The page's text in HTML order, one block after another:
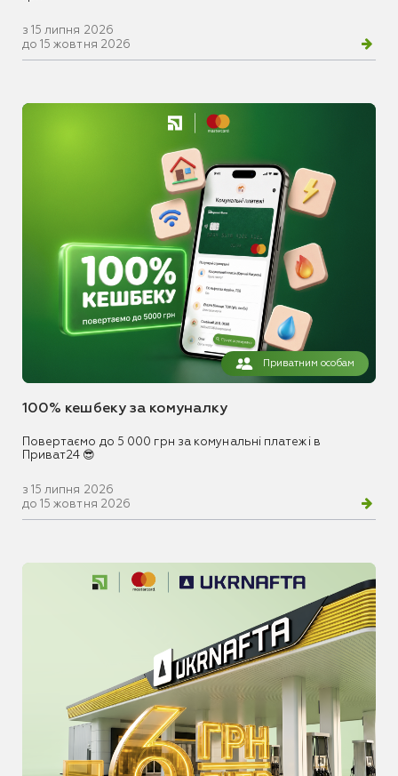
з 15 липня 2026
до 15 жовтня 2026
Приватним особам
100% кешбеку за комуналку
Повертаємо до 5 000 грн за комунальні платежі в
Приват24 😎
з 15 липня 2026
до 15 жовтня 2026